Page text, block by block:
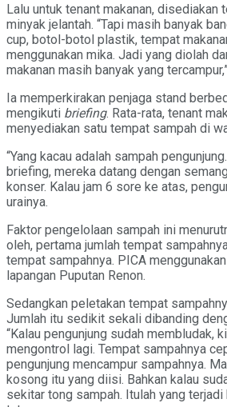
Lalu untuk tenant makanan, disediakan
minyak jelantah. “Tapi masih banyak
cup, botol-botol plastik, tempat
menggunakan mika. Jadi yang diolah
makanan masih banyak yang
Ia memperkirakan penjaga stand
mengikuti briefing. Rata-rata, tenant
menyediakan satu tempat sampah di
“Yang kacau adalah sampah
briefing, mereka datang dengan
konser. Kalau jam 6 sore ke atas,
urainya.
Faktor pengelolaan sampah ini
oleh, pertama jumlah tempat
tempat sampahnya. PICA
lapangan Puputan Renon.
Sedangkan peletakan tempat
Jumlah itu sedikit sekali dibanding
“Kalau pengunjung sudah membludak,
mengontrol lagi. Tempat sampahnya
pengunjung mencampur sampahnya.
kosong itu yang diisi. Bahkan kalau
sekitar tong sampah. Itulah yang terjadi